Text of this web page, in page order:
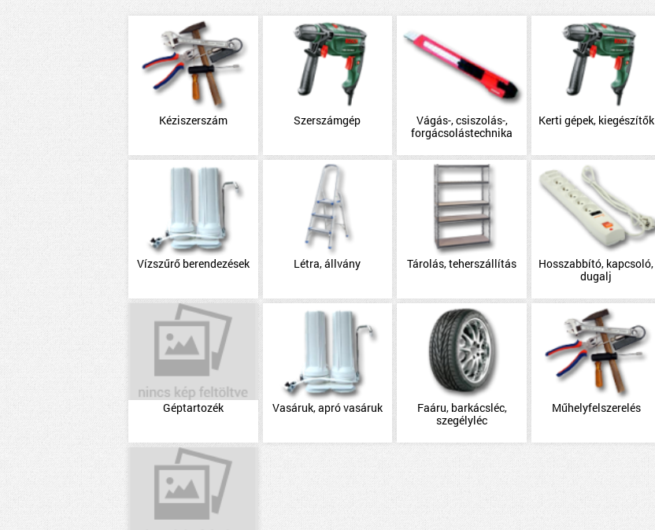
Kéziszerszám Szerszámgép
Vágás-, csiszolás-,
forgácsolástechnika
Kerti gépek, kiegészítők
Vízszűrő berendezések Létra, állvány Tárolás, teherszállítás
Hosszabbító, kapcsoló,
dugalj
Géptartozék Vasáruk, apró vasáruk
Faáru, barkácsléc,
szegélyléc
Műhelyfelszerelés